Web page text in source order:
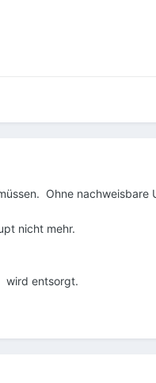
Ohne nachweisbare
nicht mehr.
wird entsorgt.